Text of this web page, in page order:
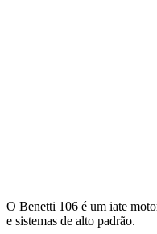
O Benetti 106 é um iate
e sistemas de alto padrão.